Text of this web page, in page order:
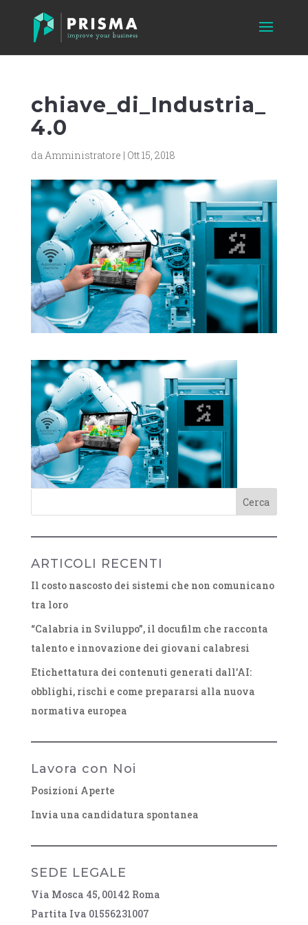
chiave_di_Industria_
4.0
daAmministratore | Ott 15, 2018
ARTICOLI RECENTI
Il costo nascosto dei sistemi che non comunicano
tra loro
“Calabria in Sviluppo”, il docufilm che racconta
talento e innovazione dei giovani calabresi
Etichettatura dei contenuti generati dall’AI:
obblighi, rischi e come prepararsi alla nuova
normativa europea
Lavora con Noi
Posizioni Aperte
Invia una candidatura spontanea
SEDE LEGALE
Via Mosca 45, 00142 Roma
Partita Iva 01556231007